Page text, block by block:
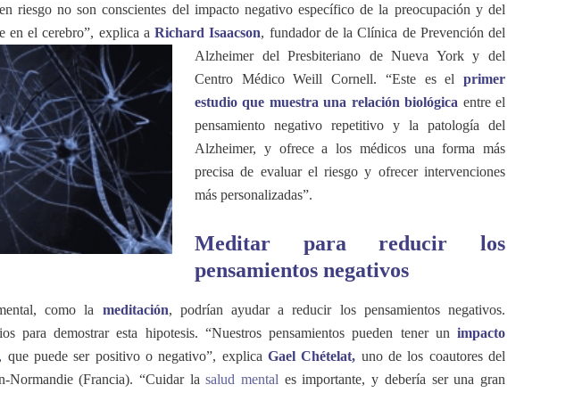
riesgo no son conscientes del impacto negativo específico de la preocupación y del
en el cerebro”, explica a Richard Isaacson, fundador de la Clínica de Prevención del
Alzheimer del Presbiteriano de Nueva York y del
Centro Médico Weill Cornell. “Este es el primer
estudio que muestra una relación biológica entre el
pensamiento negativo repetitivo y la patología del
Alzheimer, y ofrece a los médicos una forma más
precisa de evaluar el riesgo y ofrecer intervenciones
más personalizadas”.
Meditar para reducir los
pensamientos negativos
como la meditación, podrían ayudar a reducir los pensamientos negativos.
para demostrar esta hipotesis. “Nuestros pensamientos pueden tener un impacto
, que puede ser positivo o negativo”, explicaGael Chételat, uno de los coautores del
Normandie (Francia). “Cuidar lasalud mental es importante, y debería ser una gran